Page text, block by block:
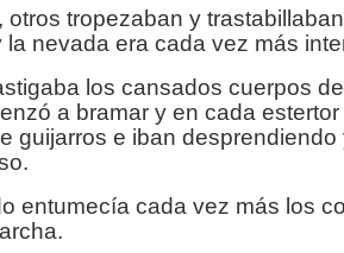
tropezaban y
la nevada era cada vez más
los cansados cuerpos
a bramar y en cada
guijarros e iban
entumecía cada vez más los